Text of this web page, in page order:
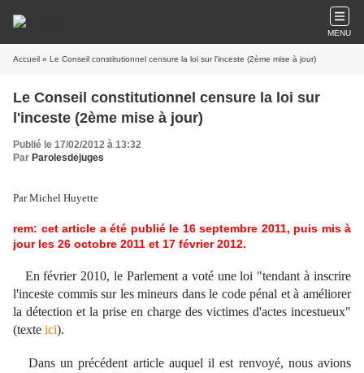
MENU
Accueil » Le Conseil constitutionnel censure la loi sur l'inceste (2ème mise à jour)
Le Conseil constitutionnel censure la loi sur
l'inceste (2ème mise à jour)
Publié le 17/02/2012 à 13:32
Par Parolesdejuges
Par Michel Huyette
rem: cet article a été publié le 16 septembre 2011, puis mis à
jour les 26 octobre 2011 et 17 février 2012.
En février 2010, le Parlement a voté une loi "tendant à inscrire
l'inceste commis sur les mineurs dans le code pénal et à améliorer
la détection et la prise en charge des victimes d'actes incestueux"
(texte ici).
Dans un précédent article auquel il est renvoyé, nous avions